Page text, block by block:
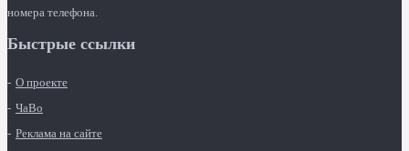
номера телефона.
Быстрые ссылки
О проекте
ЧаВо
Реклама на сайте